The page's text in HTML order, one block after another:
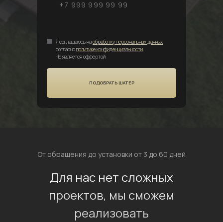
Я соглашаюсь наобработку персональных данных
согласнополитике конфиденциальности.
Не является оффертой
ПОДОБРАТЬ ШАТЕР
От обращения до установки от 3 до 60 дней
Для нас нет сложных
проектов, мы сможем
реализовать